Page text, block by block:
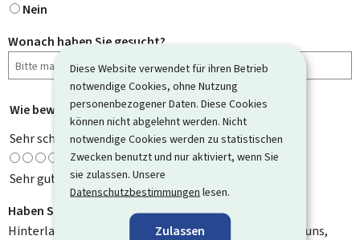
Diese Website verwendet für ihren Betrieb
notwendige Cookies, ohne Nutzung
personenbezogener Daten. Diese Cookies
können nicht abgelehnt werden. Nicht
notwendige Cookies werden zu statistischen
Zwecken benutzt und nur aktiviert, wenn Sie
sie zulassen. Unsere
Datenschutzbestimmungen lesen.
Zulassen
Nein
Wonach haben Sie gesucht?
Wie bewerten Sie diese Seite? *
Sehr schlecht
Sehr gut
Haben Sie Verbesserungsvorschläge?
Hinterlassen Sie uns einen Kommentar und helfen Sie uns,